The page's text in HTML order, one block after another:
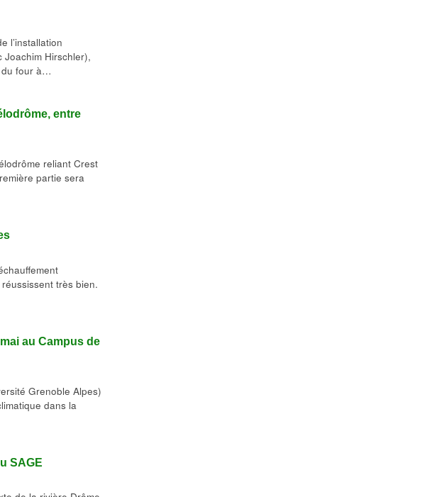
l’installation
Joachim Hirschler),
du four à…
entre
reliant Crest
partie sera
très bien.
au Campus de
Grenoble Alpes)
dans la
SAGE